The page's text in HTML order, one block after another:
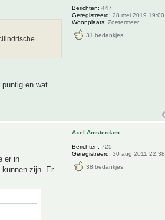
en wat
Berichten: 447
Geregistreerd: 28 mei 2019 19:00
Woonplaats: Zoetermeer
31 bedankjes
er in
kunnen zijn. Er
Axel Amsterdam
Berichten: 725
Geregistreerd: 30 aug 2011 22:38
38 bedankjes